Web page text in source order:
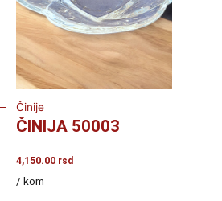
Činije
ČINIJA 50003
4,150.00 rsd
/ kom